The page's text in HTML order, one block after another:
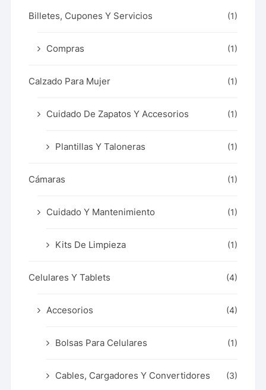
Billetes, Cupones Y Servicios (1)
Compras (1)
Calzado Para Mujer (1)
Cuidado De Zapatos Y Accesorios (1)
Plantillas Y Taloneras (1)
Cámaras (1)
Cuidado Y Mantenimiento (1)
Kits De Limpieza (1)
Celulares Y Tablets (4)
Accesorios (4)
Bolsas Para Celulares (1)
Cables, Cargadores Y Convertidores (3)